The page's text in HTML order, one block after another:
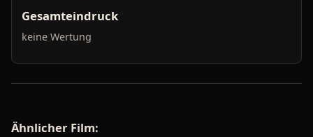
Gesamteindruck
keine Wertung
Ähnlicher Film: